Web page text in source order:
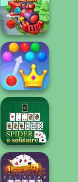
Fruit Party
Train Miner
Royal Bubble
Blast